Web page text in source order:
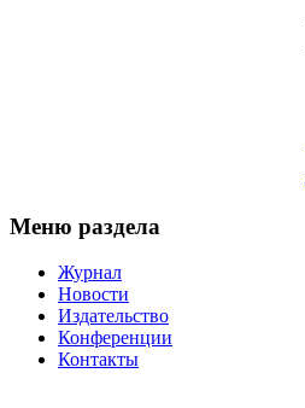
Меню раздела
Журнал
Новости
Издательство
Конференции
Контакты